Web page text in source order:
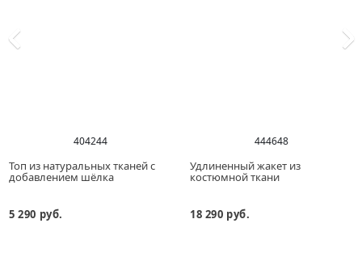
404244
Топ из натуральных тканей с
добавлением шёлка
5 290 руб.
444648
Удлиненный жакет из
костюмной ткани
18 290 руб.